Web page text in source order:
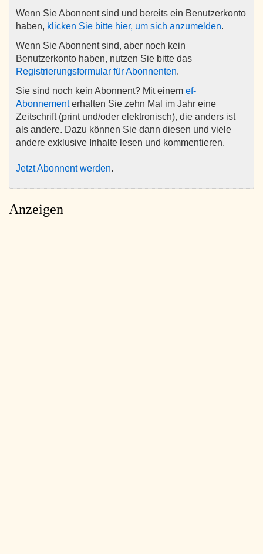
Wenn Sie Abonnent sind und bereits ein Benutzerkonto
haben, klicken Sie bitte hier, um sich anzumelden.
Wenn Sie Abonnent sind, aber noch kein
Benutzerkonto haben, nutzen Sie bitte das
Registrierungsformular für Abonnenten.
Sie sind noch kein Abonnent? Mit einem ef-
Abonnementerhalten Sie zehn Mal im Jahr eine
Zeitschrift (print und/oder elektronisch), die anders ist
als andere. Dazu können Sie dann diesen und viele
andere exklusive Inhalte lesen und kommentieren.
Jetzt Abonnent werden.
Anzeigen